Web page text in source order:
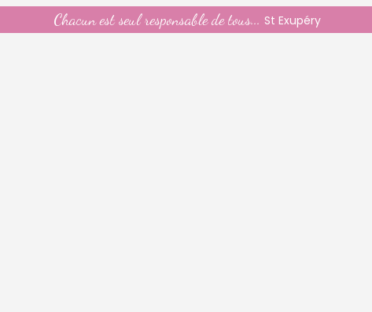
Chacun est seul responsable de tous... St Exupéry